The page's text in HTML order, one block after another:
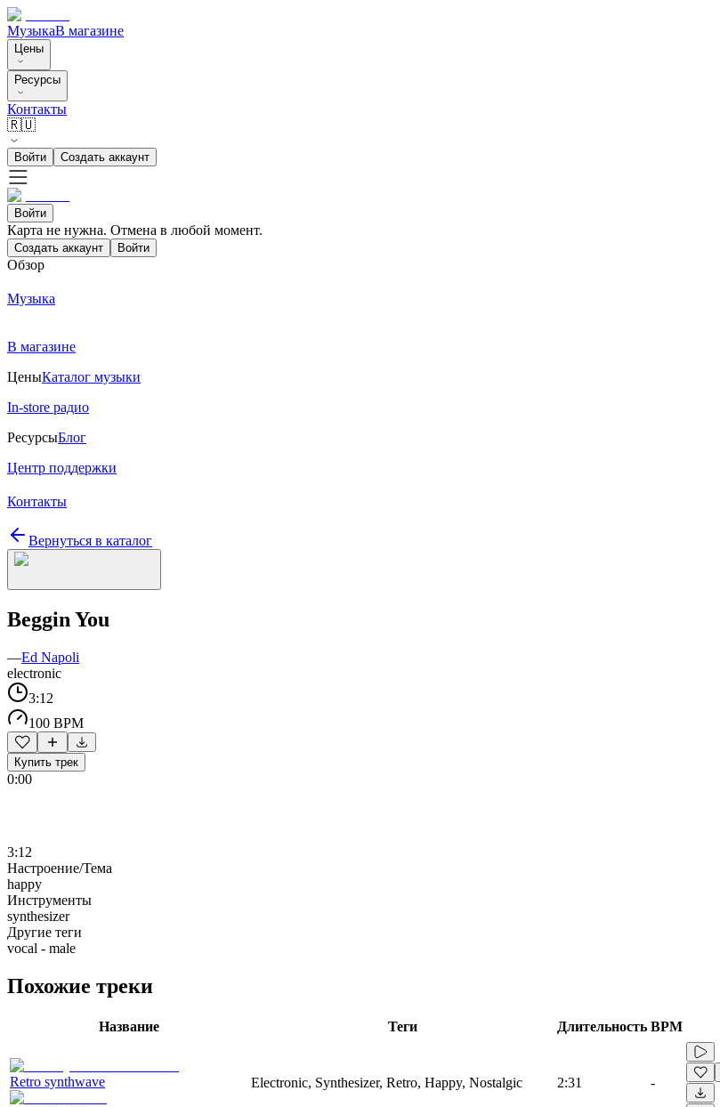
МузыкаВ магазине
Цены
Ресурсы
Контакты
🇷🇺
Войти Создать аккаунт
Войти
Карта не нужна. Отмена в любой момент.
Создать аккаунт Войти
Обзор
Музыка
В магазине
ЦеныКаталог музыки
In-store радио
РесурсыБлог
Центр поддержки
Контакты
Вернуться в каталог
Beggin You
—Ed Napoli
electronic
3:12
100 BPM
Купить трек
0:00
3:12
Настроение/Тема
happy
Инструменты
synthesizer
Другие теги
vocal - male
Похожие треки
Название Теги Длительность BPM
Retro synthwave Electronic, Synthesizer, Retro, Happy, Nostalgic 2:31 -